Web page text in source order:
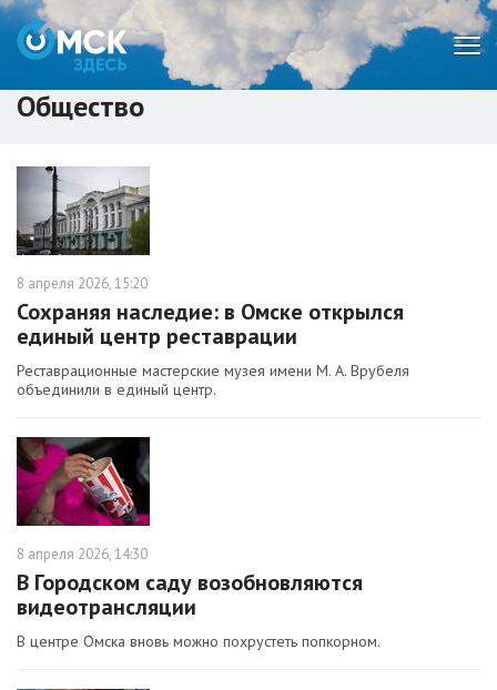
Общество
8 апреля 2026, 15:20
Сохраняя наследие: в Омске открылся
единый центр реставрации
Реставрационные мастерские музея имени М. А. Врубеля
объединили в единый центр.
8 апреля 2026, 14:30
В Городском саду возобновляются
видеотрансляции
В центре Омска вновь можно похрустеть попкорном.